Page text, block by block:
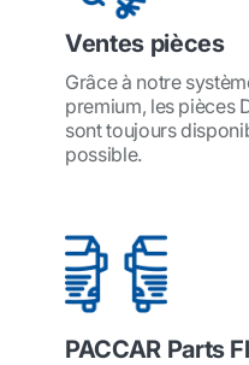
Ventes pièces
Grâce à notre
premium, les pièces
sont toujours
possible.
PACCAR Parts